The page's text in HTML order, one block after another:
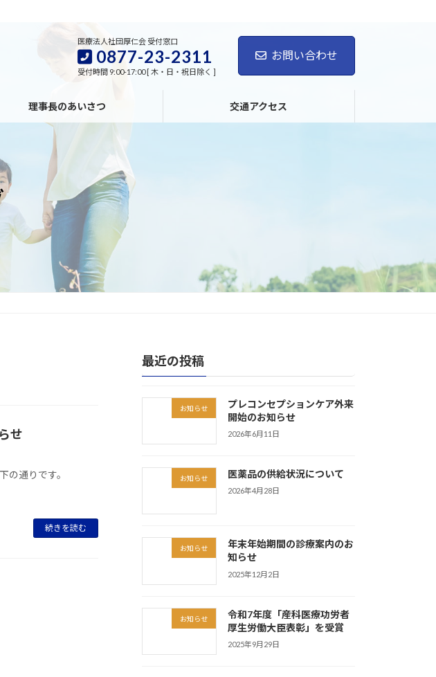
医療法人社団厚仁会 受付窓口
0877-23-2311
受付時間 9:00-17:00 [ 木・日・祝日除く ]
お問い合わせ
理事長のあいさつ 交通アクセス
せ
の通りです。
続きを読む
最近の投稿
お知らせ
プレコンセプションケア外来
開始のお知らせ
2026年6月11日
お知らせ 医薬品の供給状況について
2026年4月28日
お知らせ
年末年始期間の診療案内のお
知らせ
2025年12月2日
お知らせ
令和7年度「産科医療功労者
厚生労働大臣表彰」を受賞
2025年9月29日